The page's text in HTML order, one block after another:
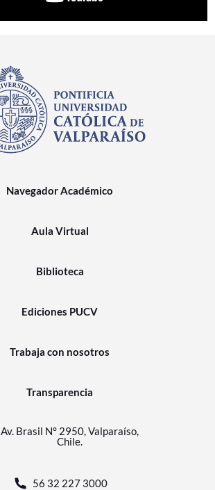
Navegador Académico
Aula Virtual
Biblioteca
Ediciones PUCV
Trabaja con nosotros
Transparencia
Av. Brasil N° 2950, Valparaíso,
Chile.
56 32 227 3000